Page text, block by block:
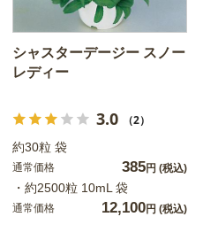
シャスターデージー スノー
レディー
3.0 （2）
約30粒 袋
通常価格 385円 (税込)
・約2500粒 10mL 袋
通常価格 12,100円 (税込)